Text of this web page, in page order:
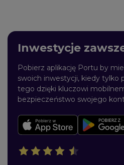
Inwestycje
Pobierz aplikację Portu by
swoich inwestycji, kiedy tylko
tego dzięki kluczowi
bezpieczeństwo swojego